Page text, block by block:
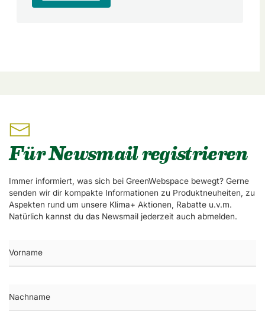
Für Newsmail registrieren
Immer informiert, was sich bei GreenWebspace bewegt? Gerne
senden wir dir kompakte Informationen zu Produktneuheiten, zu
Aspekten rund um unsere Klima+ Aktionen, Rabatte u.v.m.
Natürlich kannst du das Newsmail jederzeit auch abmelden.